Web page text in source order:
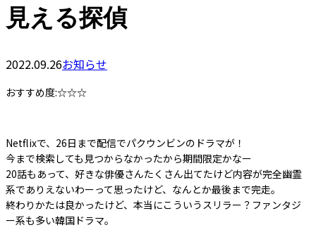
見える探偵
2022.09.26お知らせ
おすすめ度:☆☆☆
Netflixで、26日まで配信でパクウンビンのドラマが！
今まで検索しても見つからなかったから期間限定かなー
20話もあって、好きな俳優さんたくさん出てたけど内容が完全幽霊
系でありえないわーって思ったけど、なんとか最後まで完走。
終わりかたは良かったけど、本当にこういうスリラー？ファンタジ
ー系も多い韓国ドラマ。